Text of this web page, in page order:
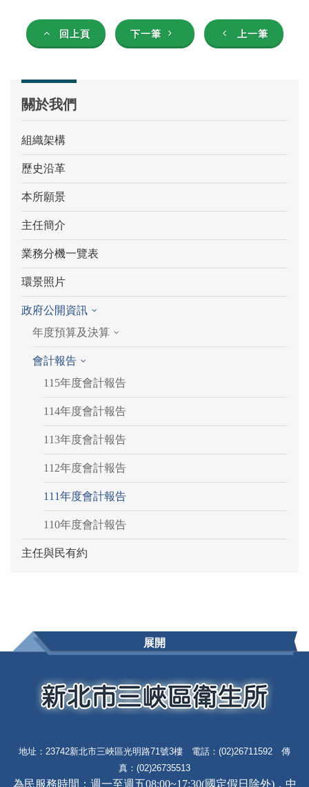
關於我們
組織架構
歷史沿革
本所願景
主任簡介
業務分機一覽表
環景照片
政府公開資訊
年度預算及決算
會計報告
115年度會計報告
114年度會計報告
113年度會計報告
112年度會計報告
111年度會計報告
110年度會計報告
主任與民有約
回上頁 下一筆 上一筆
展開
地址：23742新北市三峽區光明路71號3樓 電話：(02)26711592 傳
真：(02)26735513
為民服務時間：週一至週五08:00~17:30(國定假日除外)，中